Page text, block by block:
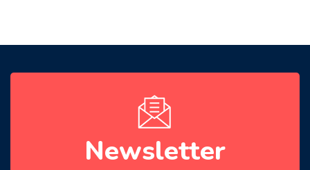
Newsletter